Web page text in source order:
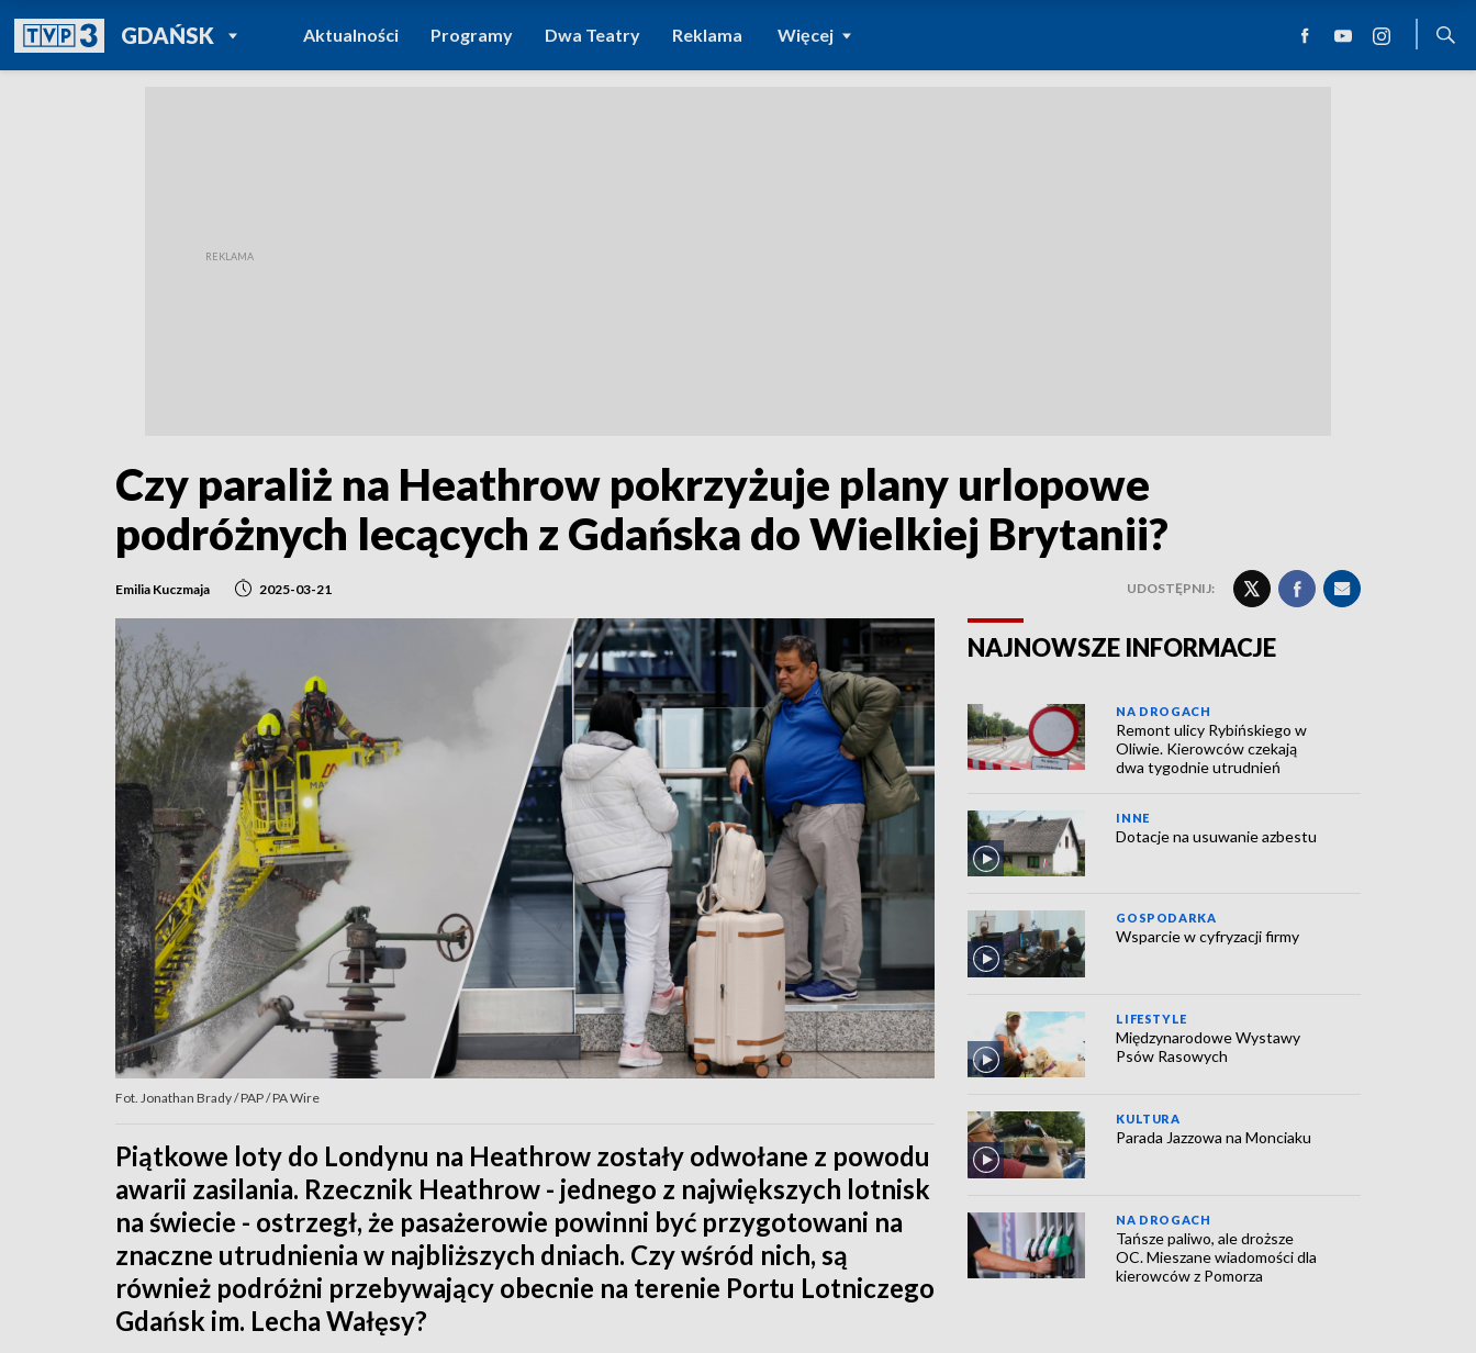
GDAŃSKPOWRÓT DO
TVP REGIONY
Aktualności Programy Dwa Teatry Reklama Więcej
Czy paraliż na Heathrow pokrzyżuje plany urlopowe
podróżnych lecących z Gdańska do Wielkiej Brytanii?
Emilia Kuczmaja 2025-03-21 UDOSTĘPNIJ:
Fot. Jonathan Brady / PAP / PA Wire
Piątkowe loty do Londynu na Heathrow zostały odwołane z powodu
awarii zasilania. Rzecznik Heathrow - jednego z największych lotnisk
na świecie - ostrzegł, że pasażerowie powinni być przygotowani na
znaczne utrudnienia w najbliższych dniach. Czy wśród nich, są
również podróżni przebywający obecnie na terenie Portu Lotniczego
Gdańsk im. Lecha Wałęsy?
NAJNOWSZE INFORMACJE
NA DROGACH
Remont ulicy Rybińskiego w
Oliwie. Kierowców czekają
dwa tygodnie utrudnień
INNE
Dotacje na usuwanie azbestu
GOSPODARKA
Wsparcie w cyfryzacji firmy
LIFESTYLE
Międzynarodowe Wystawy
Psów Rasowych
KULTURA
Parada Jazzowa na Monciaku
NA DROGACH
Tańsze paliwo, ale droższe
OC. Mieszane wiadomości dla
kierowców z Pomorza